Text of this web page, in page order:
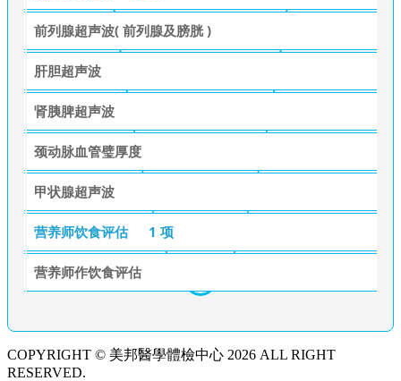
前列腺超声波( 前列腺及膀胱 )
肝胆超声波
肾胰脾超声波
颈动脉血管璧厚度
甲状腺超声波
营养师饮食评估 1 项
营养师作饮食评估
COPYRIGHT © 美邦醫學體檢中心 2026 ALL RIGHT
RESERVED.